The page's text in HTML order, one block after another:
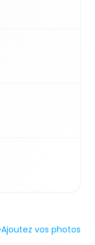
Ajoutez vos photos